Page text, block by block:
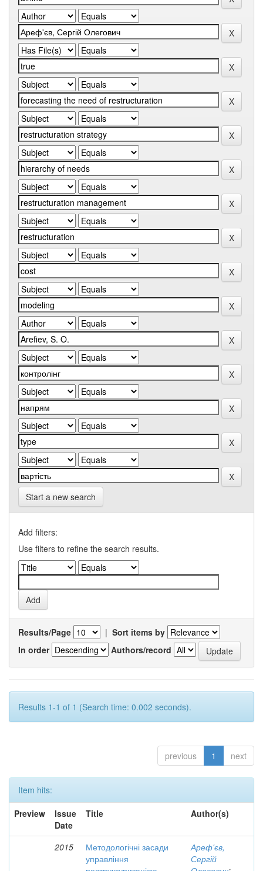
Start a new search
Add filters:
Use filters to refine the search results.
Results/Page | Sort items by
In order
Authors/record
Results 1-1 of 1 (Search time: 0.002 seconds).
previous 1 next
Item hits:
Preview
Issue
Date
Title Author(s)
2015
Методологічні засади
управління
Ареф'єв,
Сергій